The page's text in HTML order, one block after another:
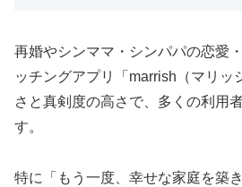
再婚やシンママ・シンパパの恋愛
ッチングアプリ「marrish（マリッ
さと真剣度の高さで、多くの利用
す。
特に「もう一度、幸せな家庭を築